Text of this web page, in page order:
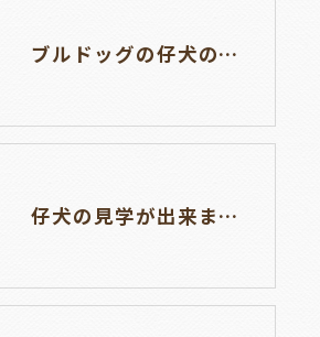
ブルドッグの仔犬のお目目があきました👀💑🐶岐阜県養老町のブリーダーワンダフルパピーです。
仔犬の見学が出来ます🐶岐阜県養老町のブリーダーワンダフルパピーです。